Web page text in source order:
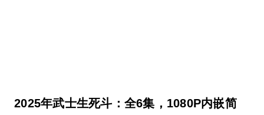
2025年武士生死斗：全6集，1080P内嵌简